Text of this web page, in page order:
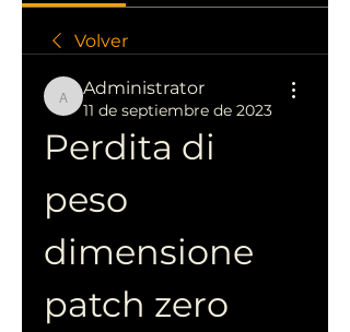
Volver
Administrator
Administrator
11 de septiembre de 2023
Perdita di
peso
dimensione
patch zero